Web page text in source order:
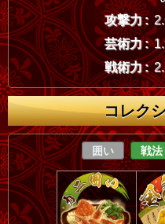
攻撃力 :
芸術力 :
戦術力 :
コレク
囲い 戦法